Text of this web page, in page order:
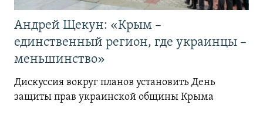
Андрей Щекун: «Крым –
единственный регион, где украинцы –
меньшинство»
Дискуссия вокруг планов установить День
защиты прав украинской общины Крыма